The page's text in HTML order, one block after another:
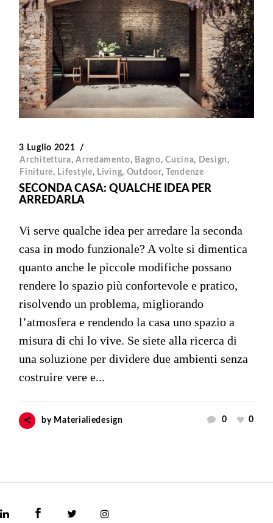
3 Luglio 2021
Architettura,Arredamento, Bagno,Cucina, Design,
Finiture, Lifestyle, Living, Outdoor,Tendenze
SECONDA CASA: QUALCHE IDEA PER
ARREDARLA
Vi serve qualche idea per arredare la seconda
casa in modo funzionale? A volte si dimentica
quanto anche le piccole modifiche possano
rendere lo spazio più confortevole e pratico,
risolvendo un problema, migliorando
l’atmosfera e rendendo la casa uno spazio a
misura di chi lo vive. Se siete alla ricerca di
una soluzione per dividere due ambienti senza
costruire vere e...
by Materialiedesign 0 0